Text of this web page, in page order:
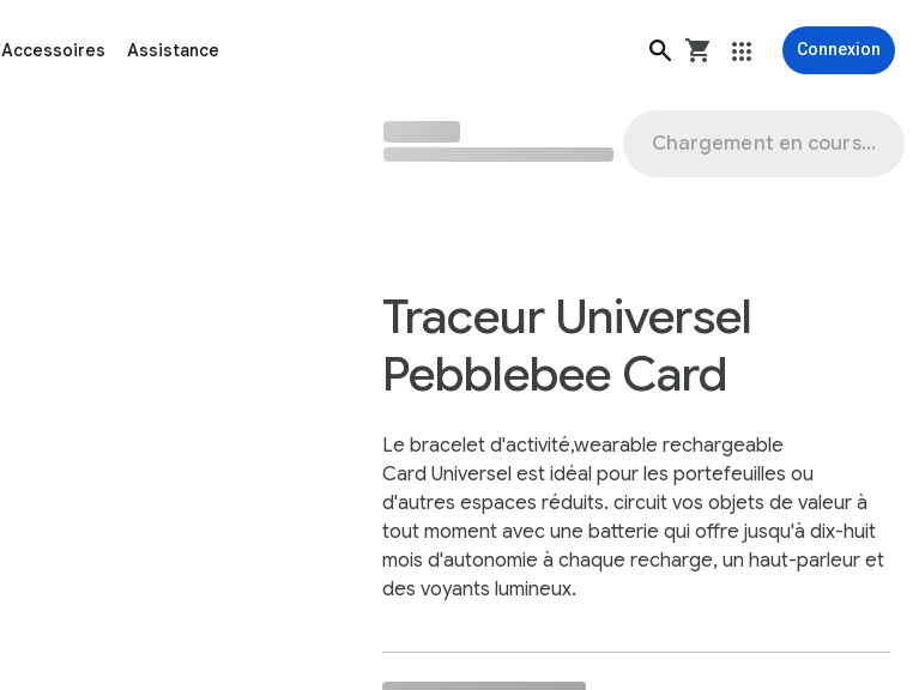
Accessoires Assistance Connexion
Chargement en cours...
Traceur Universel
Pebblebee Card
Le bracelet d'activité,wearable rechargeable
Card Universel est idéal pour les portefeuilles ou
d'autres espaces réduits. circuit vos objets de valeur à
tout moment avec une batterie qui offre jusqu'à dix-huit
mois d'autonomie à chaque recharge, un haut-parleur et
des voyants lumineux.